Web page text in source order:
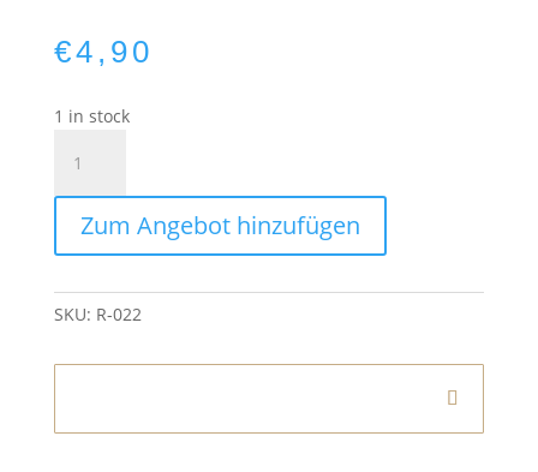
€4,90
1 in stock
Holzkiste
quantity
Zum Angebot hinzufügen
SKU: R-022